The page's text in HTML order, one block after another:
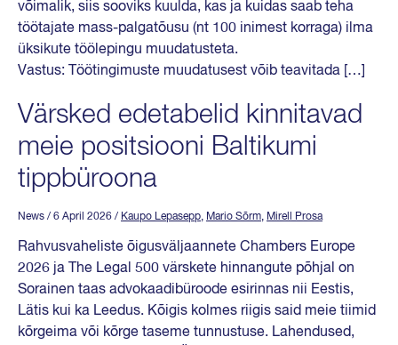
võimalik, siis sooviks kuulda, kas ja kuidas saab teha
töötajate mass-palgatõusu (nt 100 inimest korraga) ilma
üksikute töölepingu muudatusteta.
Vastus: Töötingimuste muudatusest võib teavitada […]
Värsked edetabelid kinnitavad
meie positsiooni Baltikumi
tippbüroona
News / 6 April 2026 / Kaupo Lepasepp, Mario Sõrm, Mirell Prosa
Rahvusvaheliste õigusväljaannete Chambers Europe
2026 ja The Legal 500 värskete hinnangute põhjal on
Sorainen taas advokaadibüroode esirinnas nii Eestis,
Lätis kui ka Leedus. Kõigis kolmes riigis said meie tiimid
kõrgeima või kõrge taseme tunnustuse. Lahendused,